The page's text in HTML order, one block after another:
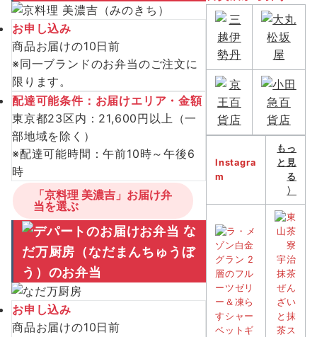
お申し込み
商品お届けの10日前
※同一ブランドのお弁当のご注文に
限ります。
配達可能条件：お届けエリア・金額
東京都23区内：21,600円以上（一
部地域を除く）
※配達可能時間：午前10時～午後6
時
「京料理 美濃吉」お届け弁
当を選ぶ
な
だ万厨房（なだまんちゅうぼ
う）のお弁当
お申し込み
商品お届けの10日前
Instagra
m
もっ
と見
る
〉